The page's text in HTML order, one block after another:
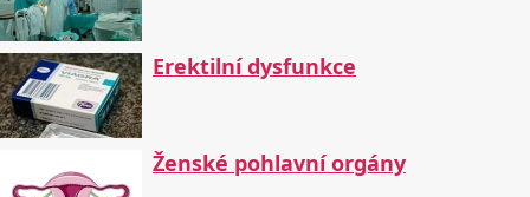
Erektilní dysfunkce
Ženské pohlavní orgány